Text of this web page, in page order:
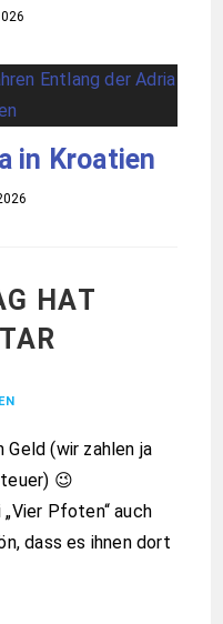
in Kroatien
HAT
(wir zahlen ja
😉
„Vier Pfoten“ auch
dass es ihnen dort